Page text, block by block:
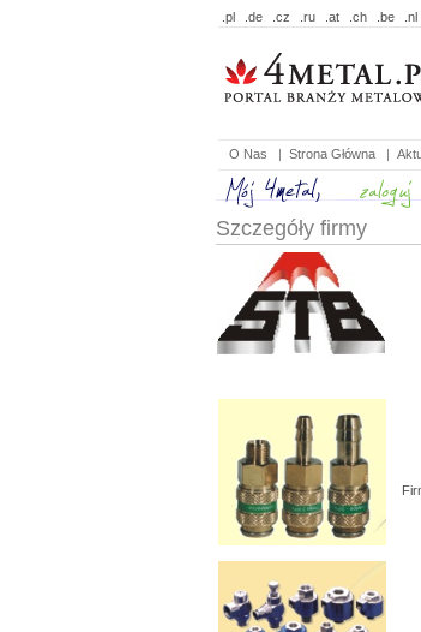
.pl .de .cz .ru .at .ch .be .nl
O Nas | Strona Główna |
Szczegóły firmy